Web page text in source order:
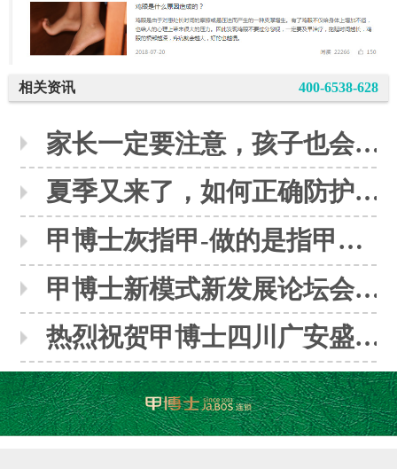
相关资讯 400-6538-628
家长一定要注意，孩子也会感染灰指甲
夏季又来了，如何正确防护灰指甲呢？
甲博士灰指甲-做的是指甲，修的是人生
甲博士新模式新发展论坛会议圆满落下帷幕
热烈祝贺甲博士四川广安盛大开业